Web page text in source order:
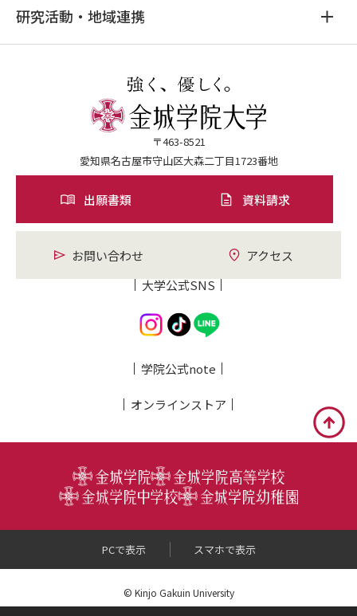
研究活動・地域連携
〒463-8521
愛知県名古屋市守山区大森二丁目1723番地
出願書類 資料請求
お問い合わせ
アクセス
大学公式SNS
学院公式note
オンラインストア
PCで表示 スマホで表示
© Kinjo Gakuin University